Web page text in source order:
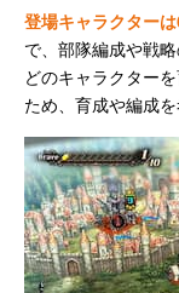
登場キャラクター
で、部隊編成や戦
どのキャラクター
ため、育成や編成